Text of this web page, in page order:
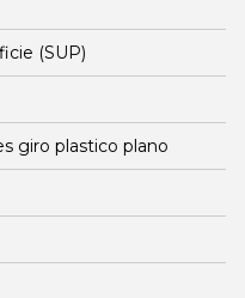
(SUP)
giro plastico plano